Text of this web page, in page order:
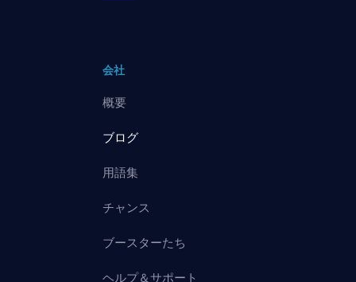
会社
概要
ブログ
用語集
チャンス
ブースターたち
ヘルプ＆サポート